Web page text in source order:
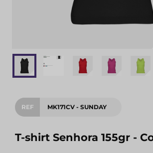
REF MK171CV - SUNDAY
T-shirt Senhora 155gr -